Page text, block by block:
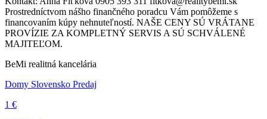
Prostredníctvom nášho finančného poradcu Vám pomôžeme s
financovaním kúpy nehnuteľností. NAŠE CENY SÚ VRÁTANE
PROVÍZIE ZA KOMPLETNÝ SERVIS A SÚ SCHVÁLENÉ
MAJITEĽOM.
BeMi realitná kancelária
Domy Slovensko Predaj
1 €